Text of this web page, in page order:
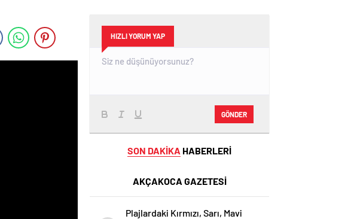
HIZLI YORUM YAP
GÖNDER
SON DAKİKA HABERLERİ
AKÇAKOCA GAZETESİ
Plajlardaki Kırmızı, Sarı, Mavi